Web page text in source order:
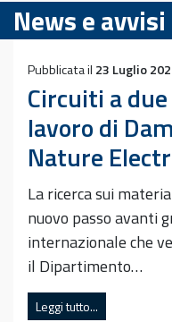
News e avvisi
Pubblicata il 23 Luglio
Circuiti a
lavoro di
Nature
La ricerca sui
nuovo passo avanti
internazionale che
il Dipartimento…
Leggi tutto...